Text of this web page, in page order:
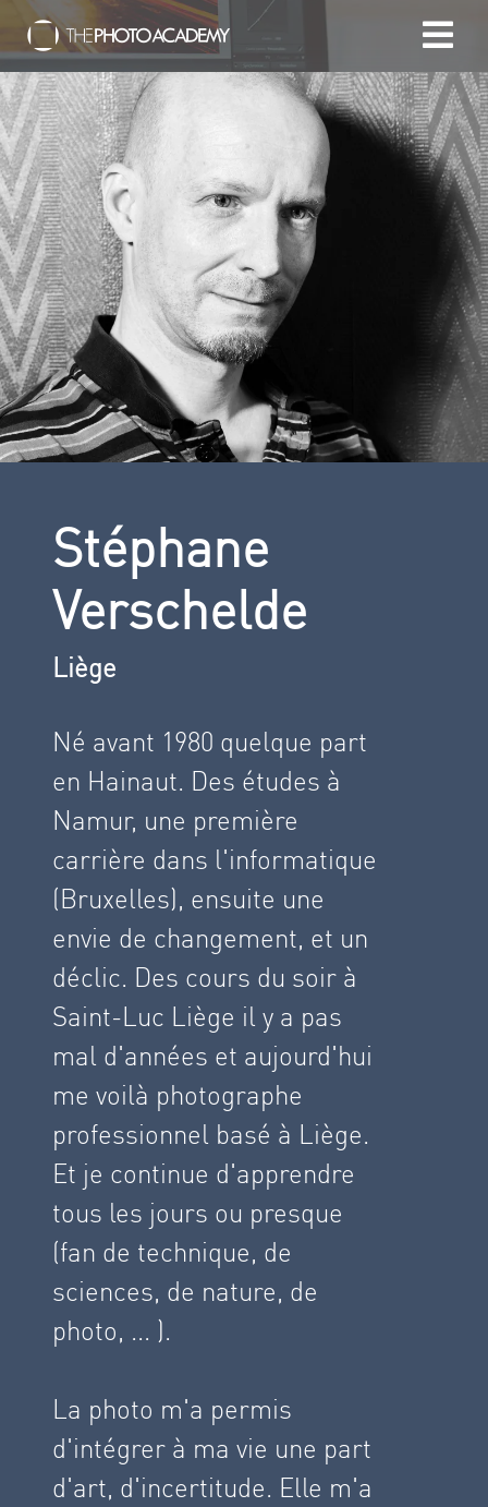
Accueil
Photographes
Offrir une Carte Cadeau
Panier
/EUR
Se connecter
Stéphane
Verschelde
Liège
Né avant 1980 quelque part
en Hainaut. Des études à
Namur, une première
carrière dans l'informatique
(Bruxelles), ensuite une
envie de changement, et un
déclic. Des cours du soir à
Saint-Luc Liège il y a pas
mal d'années et aujourd'hui
me voilà photographe
professionnel basé à Liège.
Et je continue d'apprendre
tous les jours ou presque
(fan de technique, de
sciences, de nature, de
photo, ... ).
La photo m'a permis
d'intégrer à ma vie une part
d'art, d'incertitude. Elle m'a